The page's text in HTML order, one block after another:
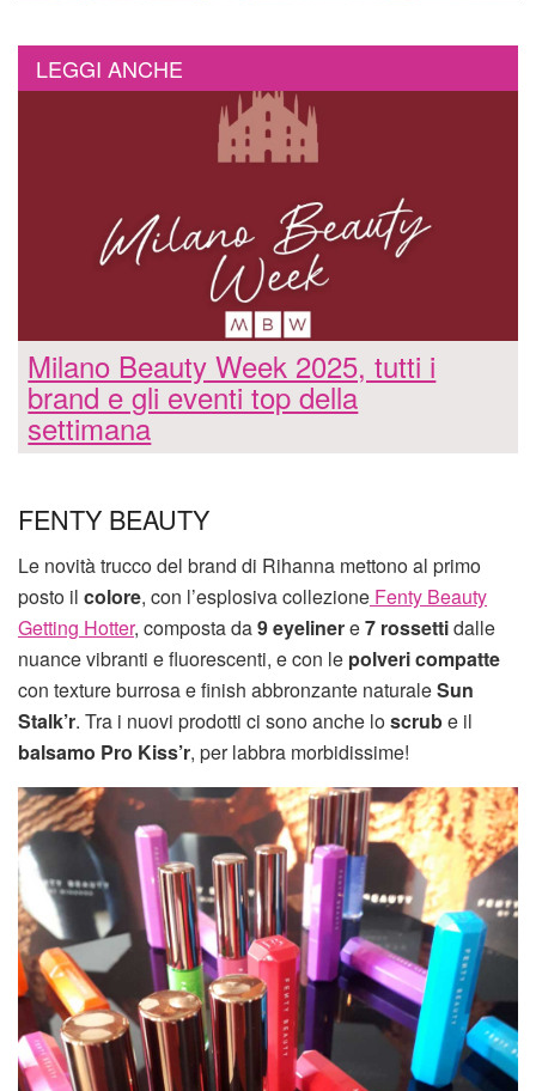
LEGGI ANCHE
Milano Beauty Week 2025, tutti i
brand e gli eventi top della
settimana
FENTY BEAUTY
Le novità trucco del brand di Rihanna mettono al primo
posto il colore, con l’esplosiva collezione Fenty Beauty
Getting Hotter, composta da9 eyelinere7 rossettidalle
nuance vibranti e fluorescenti, e con le polveri compatte
con texture burrosa e finish abbronzante naturaleSun
Stalk’r. Tra i nuovi prodotti ci sono anche loscrube il
balsamo Pro Kiss’r, per labbra morbidissime!